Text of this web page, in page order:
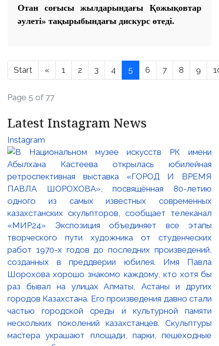
Отан соғысы жылдарындағы Қожықовтар
әулеті» тақырыбындағы дискурс өтеді.
Start « 1 2 3 4 5 6 7 8 9
Page 5 of 77
Latest Instagram News
Instagram